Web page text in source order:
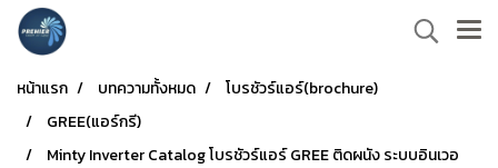
หน้าแรก บทความทั้งหมด
โบรชัวร์แอร์(brochure)
GREE(แอร์กรี)
Minty Inverter Catalog โบรชัวร์แอร์ GREE ติดผนัง ระบบอินเวอ